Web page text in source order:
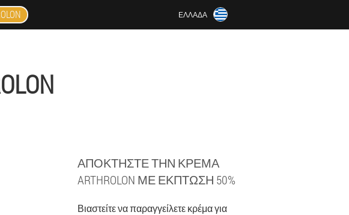
ΕΛΛΆΔΑ
ΑΠΟΚΤΉΣΤΕ ΤΗΝ ΚΡΈΜΑ
ARTHROLON ΜΕ ΈΚΠΤΩΣΗ 50%
Βιαστείτε να παραγγείλετε κρέμα για